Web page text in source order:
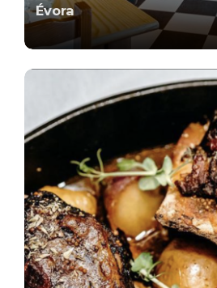
Évora